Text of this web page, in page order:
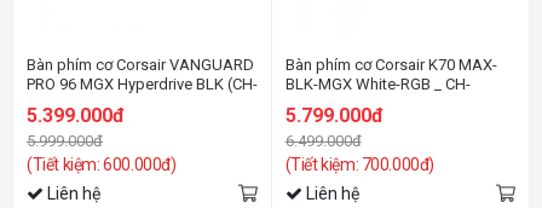
Bàn phím cơ Corsair VANGUARD
PRO 96 MGX Hyperdrive BLK (CH-
5.399.000đ
5.999.000đ
(Tiết kiệm: 600.000đ)
Liên hệ
Bàn phím cơ Corsair K70 MAX-
BLK-MGX White-RGB _ CH-
5.799.000đ
6.499.000đ
(Tiết kiệm: 700.000đ)
Liên hệ